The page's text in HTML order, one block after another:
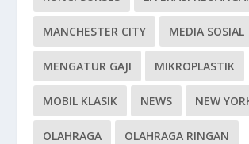
MANCHESTER CITY MEDIA SOSIAL
MENGATUR GAJI MIKROPLASTIK
MOBIL KLASIK NEWS NEW
OLAHRAGA OLAHRAGA RINGAN